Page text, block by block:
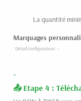
La quantité
Marquages
-
Etape 4 :